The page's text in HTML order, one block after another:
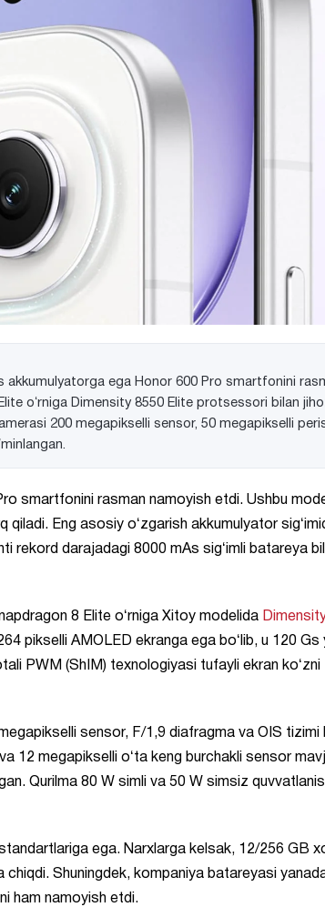
akkumulyatorga ega Honor 600 Pro smartfonini
oʻrniga Dimensity 8550 Elite protsessori bilan
200 megapikselli sensor, 50 megapikselli
smartfonini rasman namoyish etdi. Ushbu
Eng asosiy oʻzgarish akkumulyator
rekord darajadagi 8000 mAs sigʻimli batareya
8 Elite oʻrniga Xitoy modelida
pikselli AMOLED ekranga ega boʻlib, u 120 Gs
PWM (ShIM) texnologiyasi tufayli ekran koʻzni
sensor, F/1,9 diafragma va OIS tizimi
12 megapikselli oʻta keng burchakli sensor
Qurilma 80 W simli va 50 W simsiz
ega. Narxlarga kelsak, 12/256 GB
Shuningdek, kompaniya batareyasi
ham namoyish etdi.